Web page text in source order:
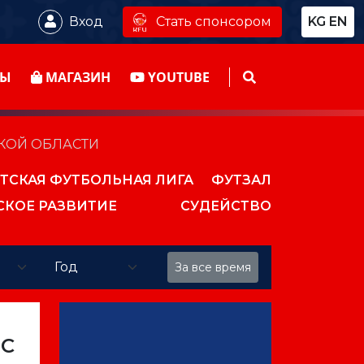
Вход Стать спонсором KG EN
МАГАЗИН YOUTUBE
ОБЛАСТИ
ФУТБОЛЬНАЯ ЛИГА
ФУТЗАЛ
РАЗВИТИЕ
СУДЕЙСТВО
За все время